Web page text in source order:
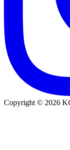
Copyright © 2026